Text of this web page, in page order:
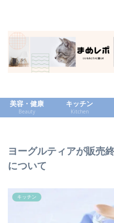
美容・健康
Beauty
キッチン
Kitchen
ヨーグルティアが販売
について
キッチン